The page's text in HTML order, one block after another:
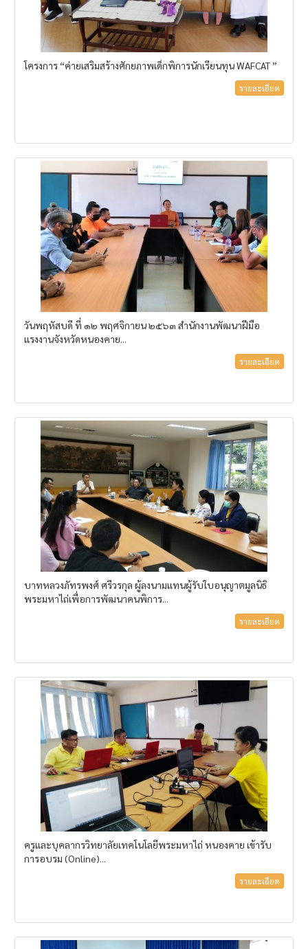
โครงการ “ค่ายเสริมสร้างศักยภาพเด็กพิการนักเรียนทุน WAFCAT ”
รายละเอียด
วันพฤหัสบดี ที่ ๑๒ พฤศจิกายน ๒๕๖๓ สำนักงานพัฒนาฝีมือ
แรงงานจังหวัดหนองคาย...
รายละเอียด
บาทหลวงภัทรพงศ์ ศรีวรกุล ผู้ลงนามแทนผู้รับใบอนุญาตมูลนิธิ
พระมหาไถ่เพื่อการพัฒนาคนพิการ...
รายละเอียด
ครูและบุคลากรวิทยาลัยเทคโนโลยีพระมหาไถ่ หนองคาย เข้ารับ
การอบรม (Online)...
รายละเอียด